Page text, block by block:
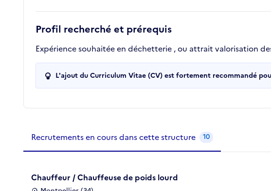
Profil recherché et prérequis
Expérience souhaitée en déchetterie , ou attrait valorisation
L'ajout du Curriculum Vitae (CV) est fortement recommandé
Recrutements de la structure
Recrutements en cours dans cette structure 10
Chauffeur / Chauffeuse de poids lourd